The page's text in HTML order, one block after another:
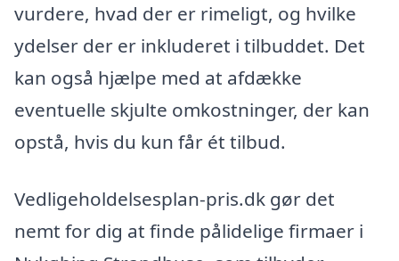
vurdere, hvad der er rimeligt, og hvilke
ydelser der er inkluderet i tilbuddet. Det
kan også hjælpe med at afdække
eventuelle skjulte omkostninger, der kan
opstå, hvis du kun får ét tilbud.
Vedligeholdelsesplan-pris.dk gør det
nemt for dig at finde pålidelige firmaer i